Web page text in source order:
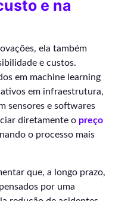
e na
ela também
e custos.
em machine learning
em infraestrutura,
sensores e softwares
diretamente o preço
o processo mais
que, a longo prazo,
por uma